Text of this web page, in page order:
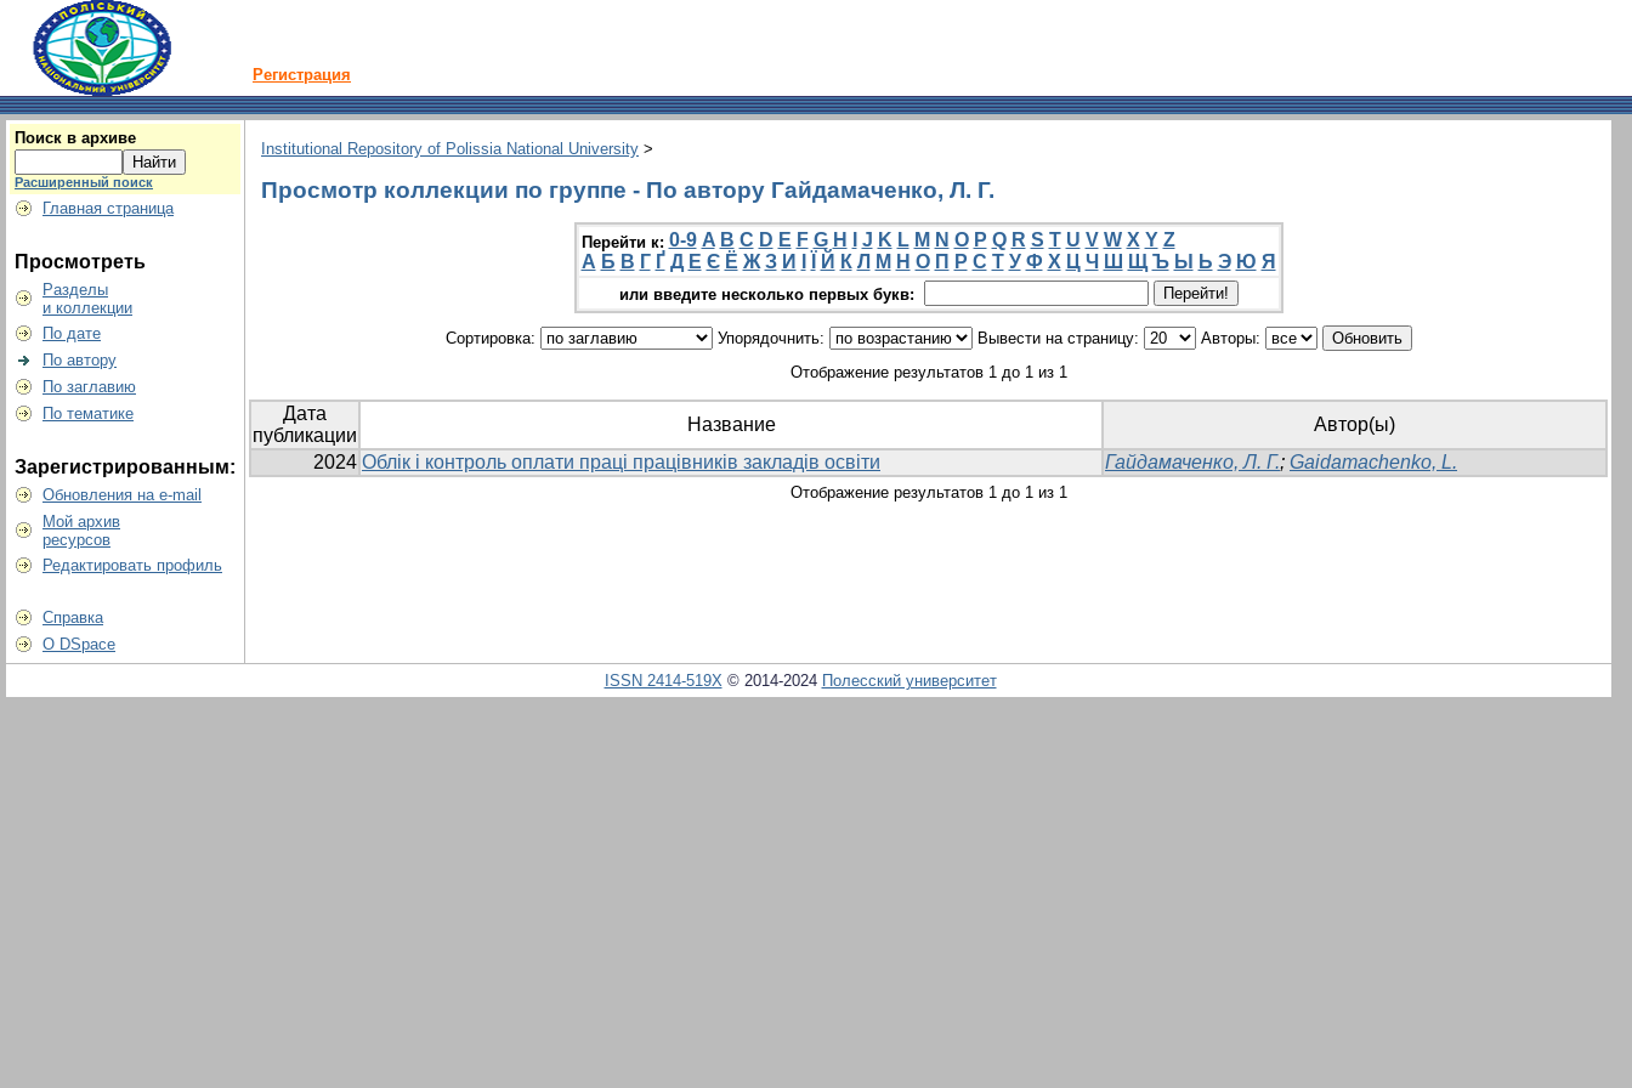
Регистрация
Поиск в архиве
Расширенный поиск
Главная страница
Просмотреть
Разделы
и коллекции
По дате
По автору
По заглавию
По тематике
Зарегистрированным:
Обновления на e-mail
Мой архив
ресурсов
Редактировать профиль
Справка
О DSpace
Institutional Repository of Polissia National University >
Просмотр коллекции по группе - По автору Гайдамаченко, Л. Г.
Перейти к: 0-9 A B C D E F G H J K L M N O P Q R S T U V W X Y Z
А Б В Г Ґ Д Е Є Ё Ж З И Й К Л М Н О П Р С Т У Ф Х Ц Ч Ш Щ Ъ Ы Ь Э Ю Я
или введите несколько первых букв:
Сортировка: Упорядочнить: Вывести на страницу:
Авторы:
Отображение результатов 1 до 1 из 1
Дата
публикации
Название
Автор(ы)
2024 Облік і контроль оплати праці працівників закладів освіти Гайдамаченко, Л. Г.; Gaidamachenko, L.
Отображение результатов 1 до 1 из 1
ISSN 2414-519X© 2014-2024 Полесский университет